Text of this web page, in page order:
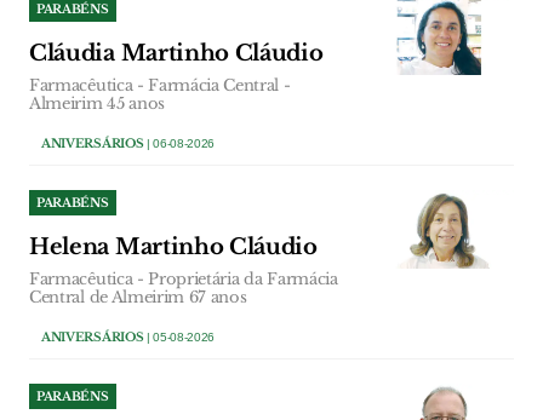
PARABÉNS
Cláudia Martinho Cláudio
Farmacêutica - Farmácia Central -
Almeirim 45 anos
ANIVERSÁRIOS| 06-08-2026
PARABÉNS
Helena Martinho Cláudio
Farmacêutica - Proprietária da Farmácia
Central de Almeirim 67 anos
ANIVERSÁRIOS| 05-08-2026
PARABÉNS